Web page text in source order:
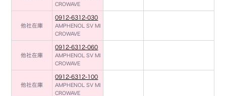
CROWAVE
他社在庫
0912-6312-030
AMPHENOL SV MI
CROWAVE
他社在庫
0912-6312-060
AMPHENOL SV MI
CROWAVE
他社在庫
0912-6312-100
AMPHENOL SV MI
CROWAVE